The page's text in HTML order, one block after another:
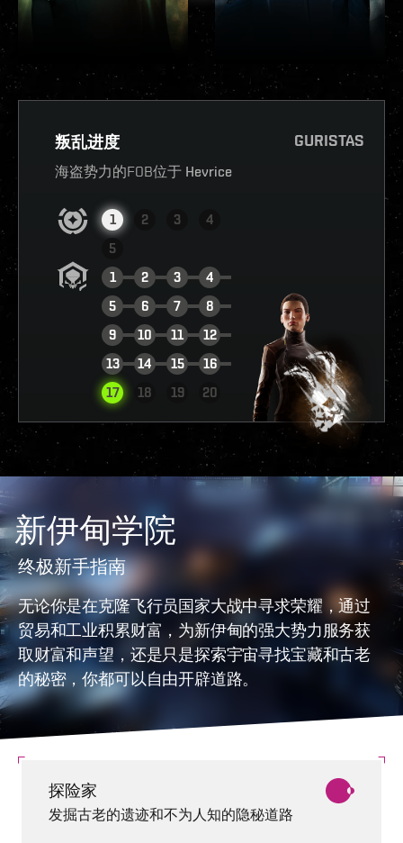
叛乱进度
海盗势力的FOB位于 Hevrice
1 2 3
4
5
1
2 3
4
5
6 7
8
9
10 11
12
13
14 15
16
17
18 19 20
查看报告
GURISTAS
新伊甸学院
终极新手指南
无论你是在克隆飞行员国家大战中寻求荣耀，通过
贸易和工业积累财富，为新伊甸的强大势力服务获
取财富和声望，还是只是探索宇宙寻找宝藏和古老
的秘密，你都可以自由开辟道路。
探险家
发掘古老的遗迹和不为人知的隐秘道路